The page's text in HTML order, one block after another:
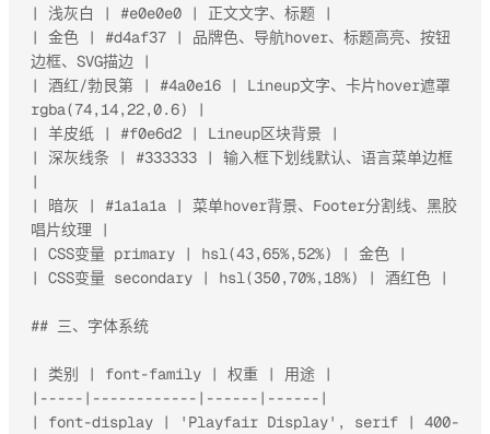
| 浅灰白 | #e0e0e0 | 正文文字、标题 |
| 金色 | #d4af37 | 品牌色、导航hover、标题高亮、按钮
边框、SVG描边 |
| 酒红/勃艮第 | #4a0e16 | Lineup文字、卡片hover遮罩
rgba(74,14,22,0.6) |
| 羊皮纸 | #f0e6d2 | Lineup区块背景 |
| 深灰线条 | #333333 | 输入框下划线默认、语言菜单边框
|
| 暗灰 | #1a1a1a | 菜单hover背景、Footer分割线、黑胶
唱片纹理 |
| CSS变量 primary | hsl(43,65%,52%) | 金色 |
| CSS变量 secondary | hsl(350,70%,18%) | 酒红色 |
## 三、字体系统
| 类别 | font-family | 权重 | 用途 |
|-----|------------|------|------|
| font-display | 'Playfair Display', serif | 400-